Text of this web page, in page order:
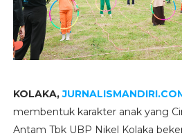
KOLAKA,
membentuk karakter anak yang
Antam Tbk UBP Nikel Kolaka